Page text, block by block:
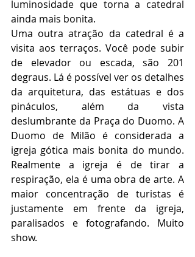
luminosidade que torna a catedral
ainda mais bonita.
Uma outra atração da catedral é a
visita aos terraços. Você pode subir
de elevador ou escada, são 201
degraus. Lá é possível ver os detalhes
da arquitetura, das estátuas e dos
pináculos, além da vista
deslumbrante da Praça do Duomo. A
Duomo de Milão é considerada a
igreja gótica mais bonita do mundo.
Realmente a igreja é de tirar a
respiração, ela é uma obra de arte. A
maior concentração de turistas é
justamente em frente da igreja,
paralisados e fotografando. Muito
show.